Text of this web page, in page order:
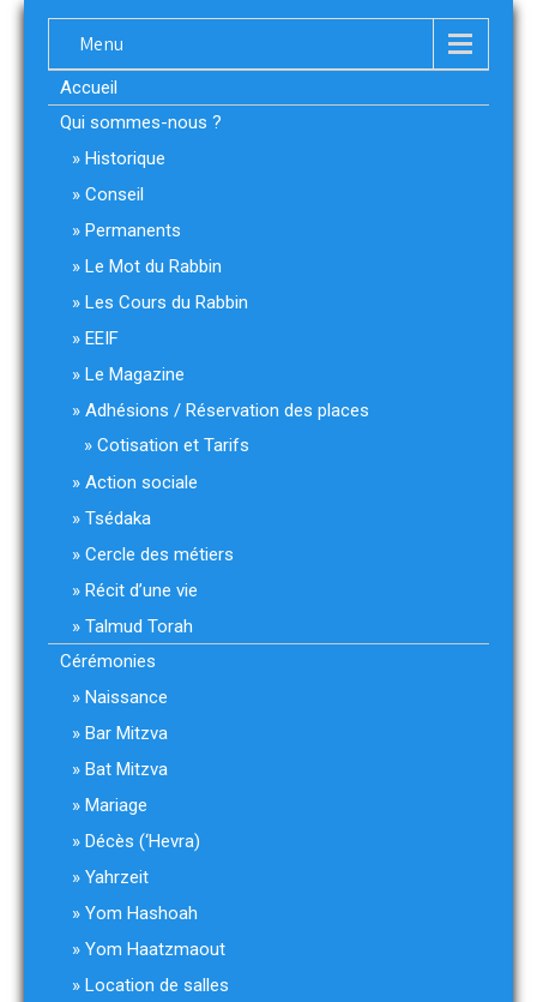
Menu
Accueil
Qui sommes-nous ?
Historique
Conseil
Permanents
Le Mot du Rabbin
Les Cours du Rabbin
EEIF
Le Magazine
Adhésions / Réservation des places
Cotisation et Tarifs
Action sociale
Tsédaka
Cercle des métiers
Récit d’une vie
Talmud Torah
Cérémonies
Naissance
Bar Mitzva
Bat Mitzva
Mariage
Décès (‘Hevra)
Yahrzeit
Yom Hashoah
Yom Haatzmaout
Location de salles